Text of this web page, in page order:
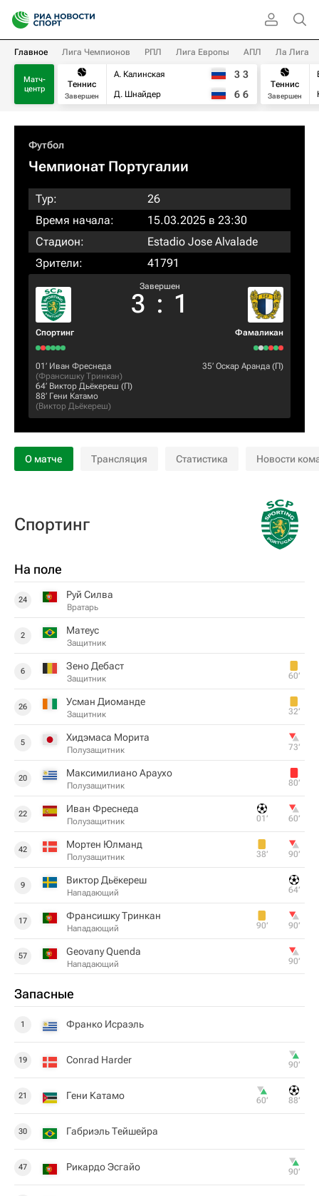
Главное Лига Чемпионов РПЛ Лига Европы АПЛ Ла Лига
Матч-
центр
Теннис
Завершен
А. Калинская
Д. Шнайдер
3 3
6 6
Теннис
Завершен
Футбол
Чемпионат Португалии
Тур:
26
Время начала:
15.03.2025 в 23:30
Стадион:
Estadio Jose Alvalade
Зрители:
41791
Спортинг
Завершен
3 : 1
Фамаликан
01‎’‎ Иван Фреснеда
(Франсишку Тринкан)
64‎’‎ Виктор Дьёкереш (П)
88‎’‎ Гени Катамо
(Виктор Дьёкереш)
35‎’‎ Оскар Аранда (П)
О матче Трансляция Статистика Новости
Спортинг
На поле
24 Руй Силва
Вратарь
2 Матеус
Защитник
6 Зено Дебаст
Защитник 60‎’‎
26 Усман Диоманде
Защитник 32‎’‎
5 Хидэмаса Морита
Полузащитник 73‎’‎
20 Максимилиано Араухо
Полузащитник 80‎’‎
22 Иван Фреснеда
Полузащитник 01‎’‎ 60‎’‎
42 Мортен Юлманд
Полузащитник 38‎’‎ 90‎’‎
9 Виктор Дьёкереш
Нападающий 64‎’‎
17 Франсишку Тринкан
Нападающий 90‎’‎ 90‎’‎
57 Geovany Quenda
Нападающий 90‎’‎
Запасные
1 Франко Исраэль
19 Conrad Harder 90‎’‎
21 Гени Катамо 60‎’‎ 88‎’‎
30 Габриэль Тейшейра
47 Рикардо Эсгайо 90‎’‎